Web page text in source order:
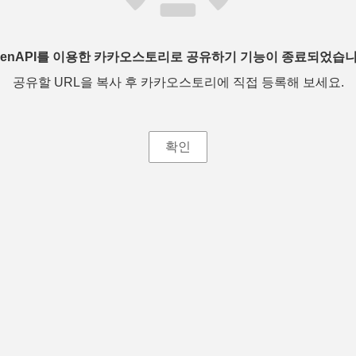
를 이용한 카카오스토리로 공유하기 기능이 종료되었습
공유할 URL을 복사 후 카카오스토리에 직접 등록해 보세요.
확인